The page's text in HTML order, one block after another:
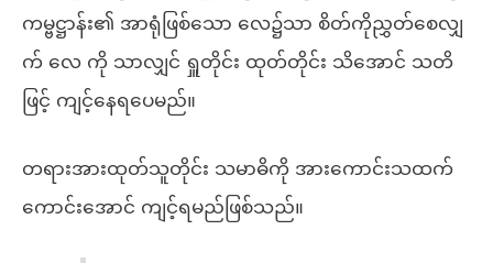
ကမ္ဗဋ္ဌာန်း၏ အာရုံဖြစ်သော လေ၌သာ စိတ်ကိုညွှတ်စေလျှ
က် လေ ကို သာလျှင် ရှူတိုင်း ထုတ်တိုင်း သိအောင် သတိ
ဖြင့် ကျင့်နေရပေမည်။
တရားအားထုတ်သူတိုင်း သမာဓိကို အားကောင်းသထက်
ကောင်းအောင် ကျင့်ရမည်ဖြစ်သည်။